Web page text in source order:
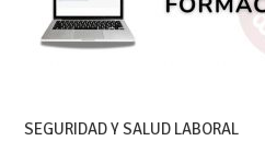
SEGURIDAD Y SALUD LABORAL